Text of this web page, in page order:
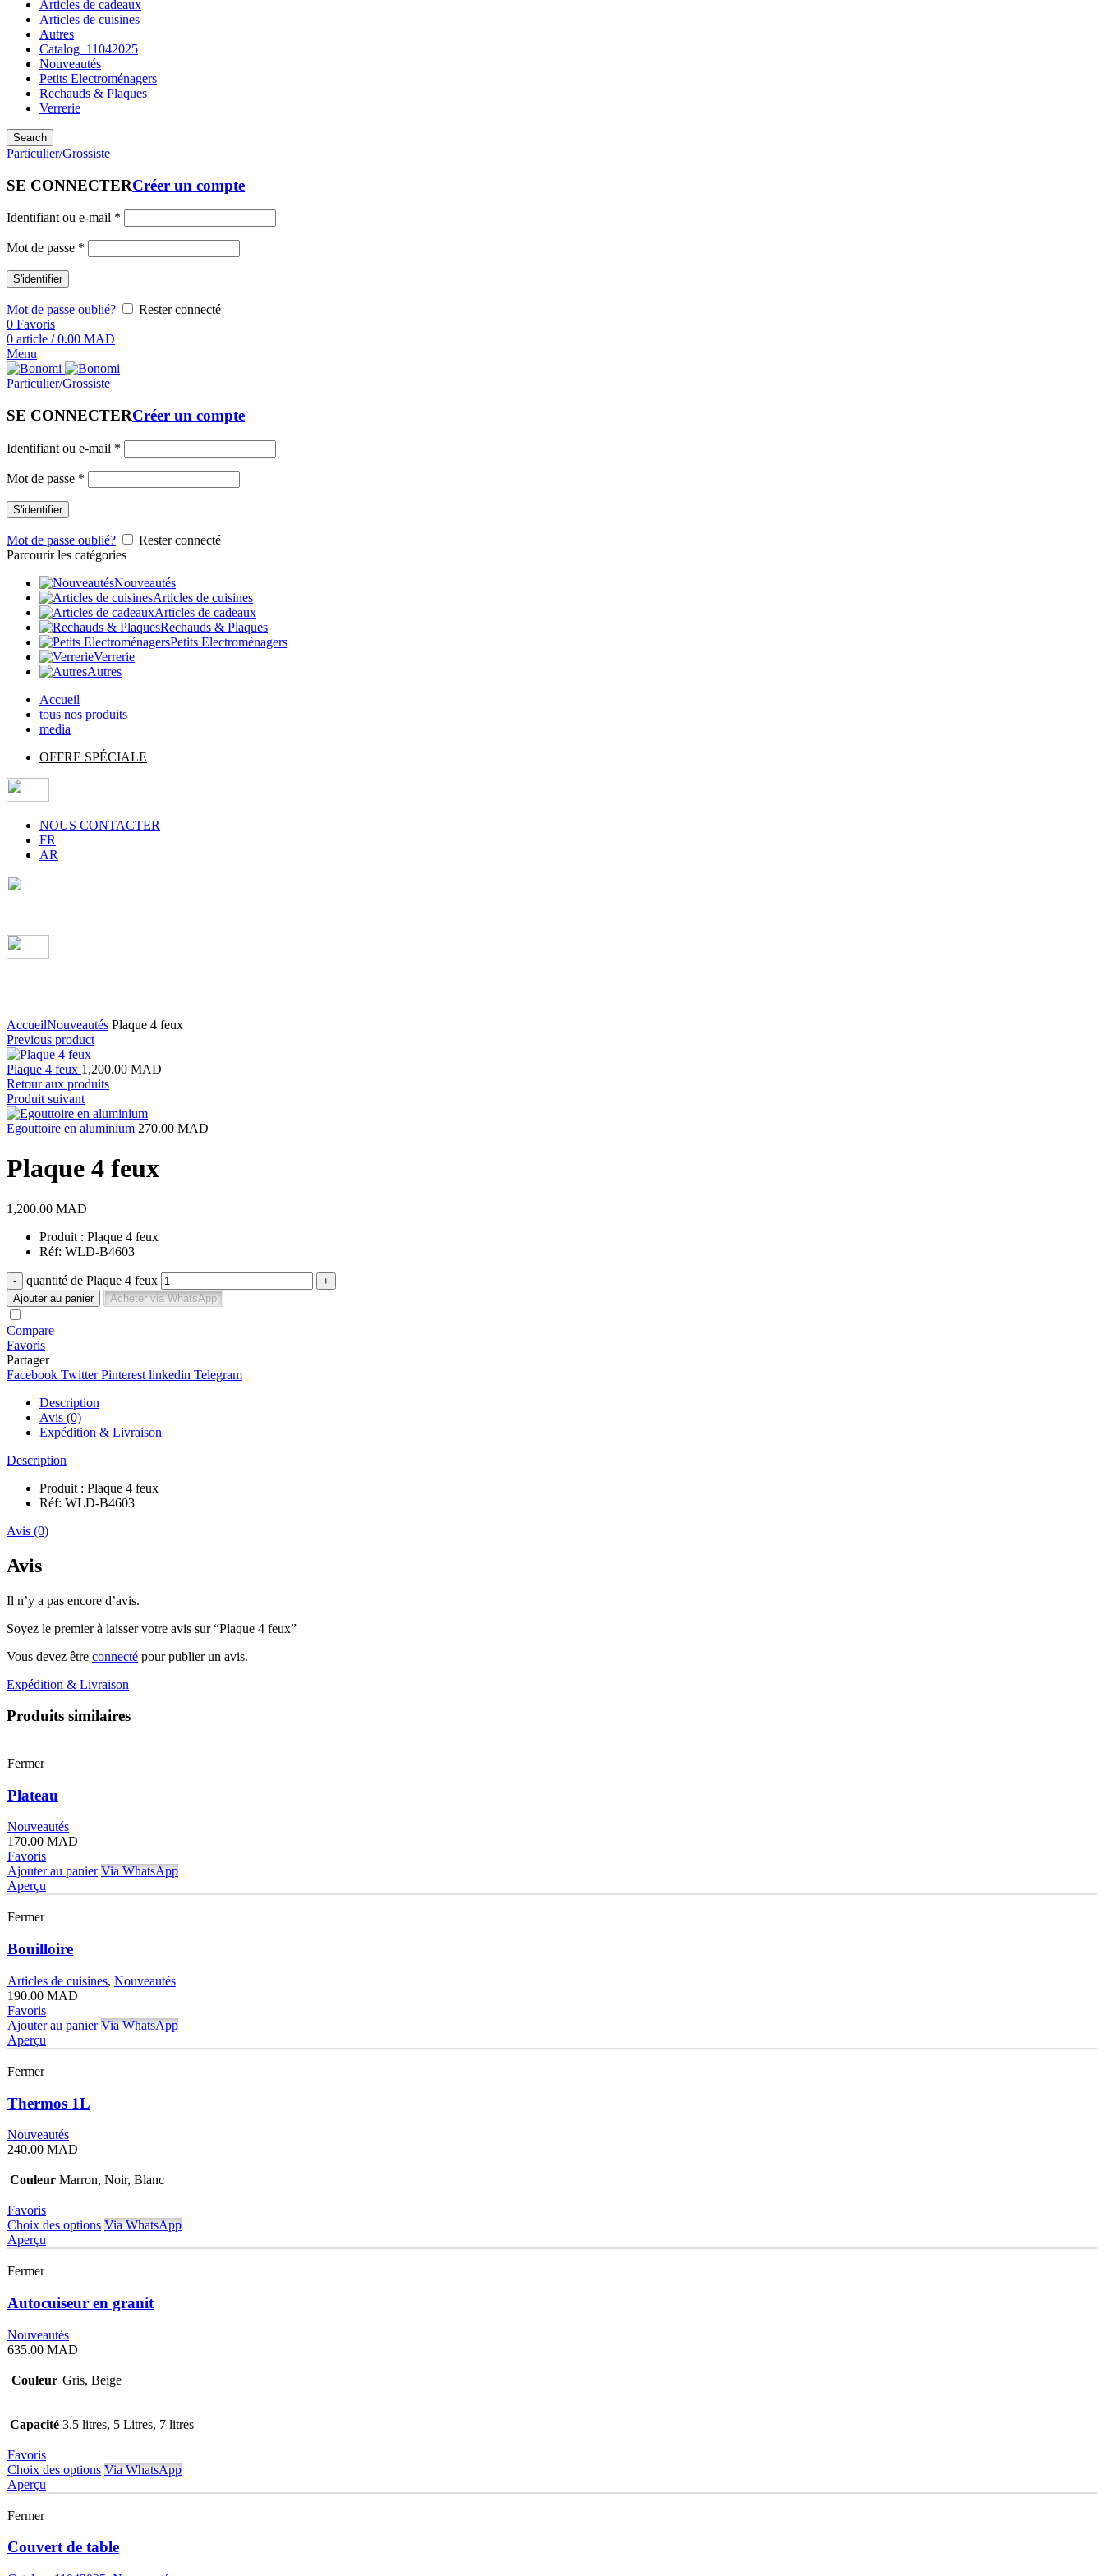
Articles de cadeaux
Articles de cuisines
Autres
Catalog_11042025
Nouveautés
Petits Electroménagers
Rechauds & Plaques
Verrerie
Search
Particulier/Grossiste
SE CONNECTERCréer un compte
Identifiant ou e-mail *
Mot de passe *
S'identifier
Mot de passe oublié?
Rester connecté
0 Favoris
0 article / 0.00 MAD
Menu
Particulier/Grossiste
SE CONNECTERCréer un compte
Identifiant ou e-mail *
Mot de passe *
S'identifier
Mot de passe oublié?
Rester connecté
Parcourir les catégories
Nouveautés
Articles de cuisines
Articles de cadeaux
Rechauds & Plaques
Petits Electroménagers
Verrerie
Autres
Accueil
tous nos produits
media
OFFRE SPÉCIALE
NOUS CONTACTER
FR
AR
AccueilNouveautés Plaque 4 feux
Previous product
Plaque 4 feux 1,200.00 MAD
Retour aux produits
Produit suivant
Egouttoire en aluminium 270.00 MAD
Plaque 4 feux
1,200.00 MAD
Produit : Plaque 4 feux
Réf: WLD-B4603
quantité de Plaque 4 feux
Ajouter au panier Acheter via WhatsApp
Compare
Favoris
Partager
Facebook Twitter Pinterest linkedin Telegram
Description
Avis (0)
Expédition & Livraison
Description
Produit : Plaque 4 feux
Réf: WLD-B4603
Avis (0)
Avis
Il n’y a pas encore d’avis.
Soyez le premier à laisser votre avis sur “Plaque 4 feux”
Vous devez être connecté pour publier un avis.
Expédition & Livraison
Produits similaires
Fermer
Plateau
Nouveautés
170.00 MAD
Favoris
Ajouter au panier Via WhatsApp
Aperçu
Fermer
Bouilloire
Articles de cuisines, Nouveautés
190.00 MAD
Favoris
Ajouter au panier Via WhatsApp
Aperçu
Fermer
Thermos 1L
Nouveautés
240.00 MAD
Couleur Marron, Noir, Blanc
Favoris
Choix des options Via WhatsApp
Aperçu
Fermer
Autocuiseur en granit
Nouveautés
635.00 MAD
Couleur Gris, Beige
Capacité 3.5 litres, 5 Litres, 7 litres
Favoris
Choix des options Via WhatsApp
Aperçu
Fermer
Couvert de table